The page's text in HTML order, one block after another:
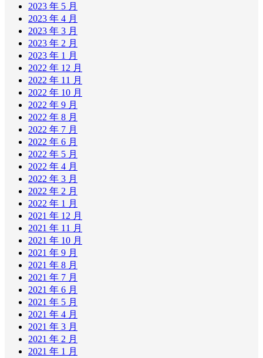
2023 年 5 月
2023 年 4 月
2023 年 3 月
2023 年 2 月
2023 年 1 月
2022 年 12 月
2022 年 11 月
2022 年 10 月
2022 年 9 月
2022 年 8 月
2022 年 7 月
2022 年 6 月
2022 年 5 月
2022 年 4 月
2022 年 3 月
2022 年 2 月
2022 年 1 月
2021 年 12 月
2021 年 11 月
2021 年 10 月
2021 年 9 月
2021 年 8 月
2021 年 7 月
2021 年 6 月
2021 年 5 月
2021 年 4 月
2021 年 3 月
2021 年 2 月
2021 年 1 月